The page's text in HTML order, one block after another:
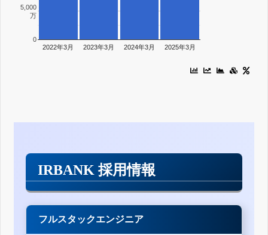
2022年3月 2023年3月 2024年3月 2025年3月
0
5,000
万
IRBANK 採用情報
フルスタックエンジニア